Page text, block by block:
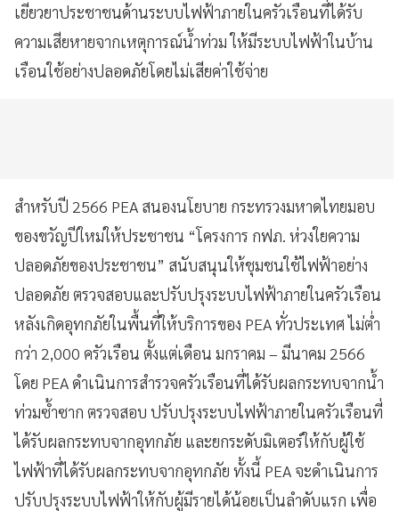
เยียวยาประชาชนด้านระบบไฟฟ้าภายในครัวเรือนที่ได้รับ
ความเสียหายจากเหตุการณ์น้ำท่วม ให้มีระบบไฟฟ้าในบ้าน
เรือนใช้อย่างปลอดภัยโดยไม่เสียค่าใช้จ่าย
สำหรับปี 2566 PEA สนองนโยบาย กระทรวงมหาดไทยมอบ
ของขวัญปีใหม่ให้ประชาชน “โครงการ กฟภ. ห่วงใยความ
ปลอดภัยของประชาชน” สนับสนุนให้ชุมชนใช้ไฟฟ้าอย่าง
ปลอดภัย ตรวจสอบและปรับปรุงระบบไฟฟ้าภายในครัวเรือน
หลังเกิดอุทกภัยในพื้นที่ให้บริการของ PEA ทั่วประเทศ ไม่ต่ำ
กว่า 2,000 ครัวเรือน ตั้งแต่เดือน มกราคม – มีนาคม 2566
โดย PEA ดำเนินการสำรวจครัวเรือนที่ได้รับผลกระทบจากน้ำ
ท่วมซ้ำซาก ตรวจสอบ ปรับปรุงระบบไฟฟ้าภายในครัวเรือนที่
ได้รับผลกระทบจากอุทกภัย และยกระดับมิเตอร์ให้กับผู้ใช้
ไฟฟ้าที่ได้รับผลกระทบจากอุทกภัย ทั้งนี้ PEA จะดำเนินการ
ปรับปรุงระบบไฟฟ้าให้กับผู้มีรายได้น้อยเป็นลำดับแรก เพื่อ